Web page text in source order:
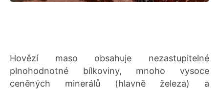
Hovězí maso obsahuje nezastupitelné
plnohodnotné bílkoviny, mnoho vysoce
ceněných minerálů (hlavně železa) a